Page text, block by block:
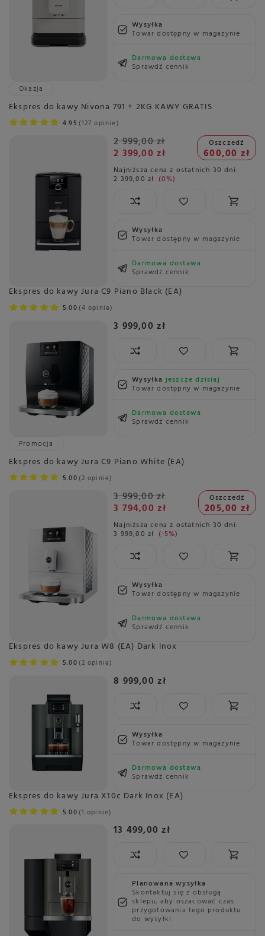
Wysyłka
Towar dostępny w magazynie
Darmowa dostawa
Sprawdź cennik
Okazja
Ekspres do kawy Nivona 791 + 2KG KAWY GRATIS
4.95 127 opinie
2 999,00 zł
2 399,00 zł
Oszczedź
600,00 zł
Najniższa cena z ostatnich 30 dni:
2 399,00 zł 0%
Wysyłka
Towar dostępny w magazynie
Darmowa dostawa
Sprawdź cennik
Ekspres do kawy Jura C9 Piano Black (EA)
5.00 4 opinie
3 999,00 zł
Wysyłkajeszcze dzisiaj
Towar dostępny w magazynie
Darmowa dostawa
Sprawdź cennik
Promocja
Ekspres do kawy Jura C9 Piano White (EA)
5.00 2 opinie
3 999,00 zł
3 794,00 zł
Oszczedź
205,00 zł
Najniższa cena z ostatnich 30 dni:
3 999,00 zł -5%
Wysyłka
Towar dostępny w magazynie
Darmowa dostawa
Sprawdź cennik
Ekspres do kawy Jura W8 (EA) Dark Inox
5.00 2 opinie
8 999,00 zł
Wysyłka
Towar dostępny w magazynie
Darmowa dostawa
Sprawdź cennik
Ekspres do kawy Jura X10c Dark Inox (EA)
5.00 1 opinie
13 499,00 zł
Planowana wysyłka
Skontaktuj się z obsługą
sklepu, aby oszacować czas
przygotowania tego produktu
do wysyłki.